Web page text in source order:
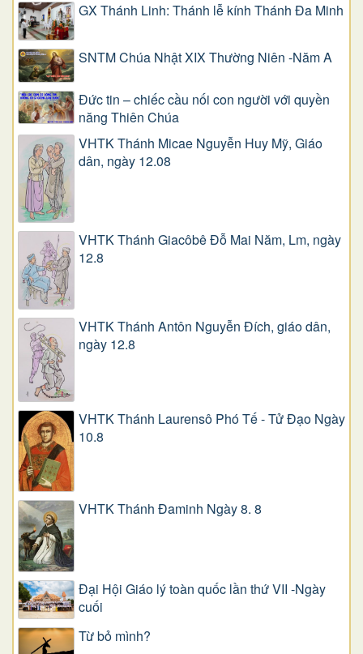
GX Thánh Linh: Thánh lễ kính Thánh Đa Minh
SNTM Chúa Nhật XIX Thường Niên -Năm A
Đức tin – chiếc cầu nối con người với quyền
năng Thiên Chúa
VHTK Thánh Micae Nguyễn Huy Mỹ, Giáo
dân, ngày 12.08
VHTK Thánh Giacôbê Ðỗ Mai Năm, Lm, ngày
12.8
VHTK Thánh Antôn Nguyễn Ðích, giáo dân,
ngày 12.8
VHTK Thánh Laurensô Phó Tế - Tử Đạo Ngày
10.8
VHTK Thánh Đaminh Ngày 8. 8
Đại Hội Giáo lý toàn quốc lần thứ VII -Ngày
cuối
Từ bỏ mình?